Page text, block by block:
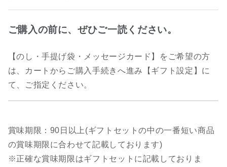
ご購入の前に、ぜひご一読ください。
【のし・手提げ袋・メッセージカード】をご希望の方
は、カートからご購入手続きへ進み【ギフト設定】に
て、ご指定ください。
賞味期限：90日以上(ギフトセットの中の一番短い商品
の賞味期限に合わせて記載しております)
※正確な賞味期限はギフトセットに記載しておりま